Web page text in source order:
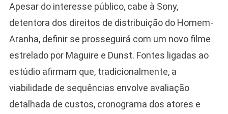
Apesar do interesse público, cabe à Sony,
detentora dos direitos de distribuição do Homem-
Aranha, definir se prosseguirá com um novo filme
estrelado por Maguire e Dunst. Fontes ligadas ao
estúdio afirmam que, tradicionalmente, a
viabilidade de sequências envolve avaliação
detalhada de custos, cronograma dos atores e